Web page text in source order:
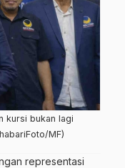
kursi bukan lagi
MF)
representasi